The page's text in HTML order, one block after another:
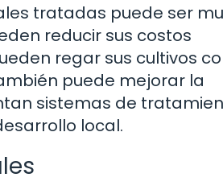
tratadas puede ser
reducir sus costos
regar sus cultivos
puede mejorar la
sistemas de
local.